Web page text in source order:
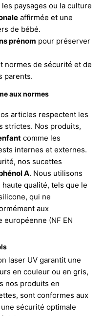
paysages ou la culture
affirmée et une
de bébé.
prénom pour préserver
normes de sécurité et de
parents.
aux normes
articles respectent les
strictes. Nos produits,
comme les
internes et externes.
nos sucettes
A. Nous utilisons
qualité, tels que le
qui ne
aux
européenne (NF EN
laser UV garantit une
en couleur ou en gris,
nos produits en
sont conformes aux
sécurité optimale